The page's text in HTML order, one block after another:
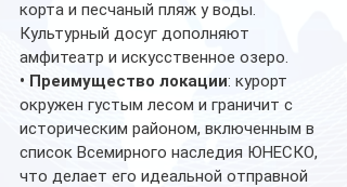
корта и песчаный пляж у воды.
Культурный досуг дополняют
амфитеатр и искусственное озеро.
• Преимущество локации: курорт
окружен густым лесом и граничит с
историческим районом, включенным в
список Всемирного наследия ЮНЕСКО,
что делает его идеальной отправной